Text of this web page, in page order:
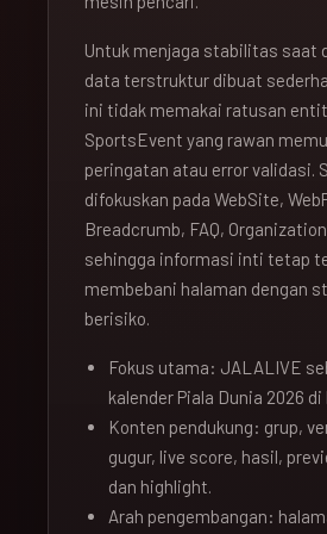
Untuk menjaga stabilitas saat
data terstruktur dibuat
ini tidak memakai ratusan
SportsEvent yang rawan
peringatan atau error validasi.
difokuskan pada WebSite,
Breadcrumb, FAQ,
sehingga informasi inti tetap
membebani halaman dengan
berisiko.
Fokus utama: JALALIVE
kalender Piala Dunia 2026 di
Konten pendukung: grup,
gugur, live score, hasil,
dan highlight.
Arah pengembangan: